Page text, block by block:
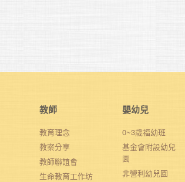
教師
教育理念
教案分享
教師聯誼會
生命教育工作坊
嬰幼兒
0~3歲福幼班
基金會附設幼兒
園
非營利幼兒園